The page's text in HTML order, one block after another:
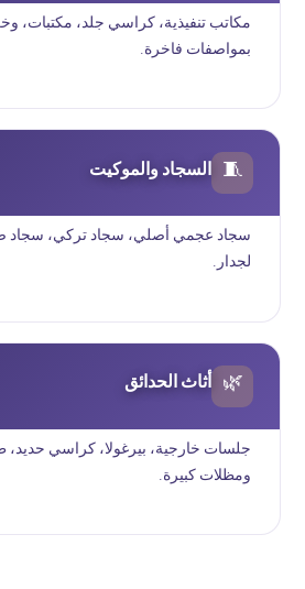
مكاتب تنفيذية، كراسي جلد، مكتبات،
بمواصفات فاخرة.
🧵 السجاد والموكيت
سجاد عجمي أصلي، سجاد تركي، سجاد
لجدار.
🌿 أثاث الحدائق
جلسات خارجية، بيرغولا، كراسي حديد،
ومظلات كبيرة.